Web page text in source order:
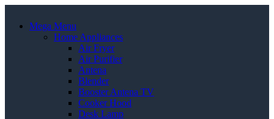
Mega Menu
Home Appliances
Air Fryer
Air Purifier
Antena
Blender
Booster Antena TV
Cooker Hood
Desk Lamp